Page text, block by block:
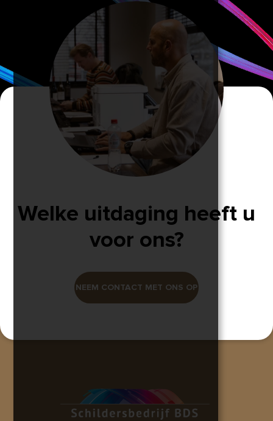
Welke uitdaging heeft u
voor ons?
NEEM CONTACT MET ONS OP